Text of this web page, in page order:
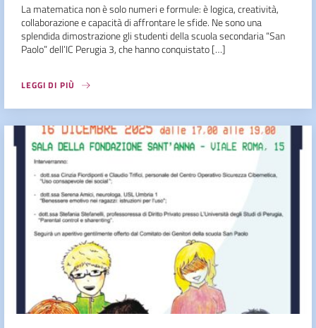
La matematica non è solo numeri e formule: è logica, creatività,
collaborazione e capacità di affrontare le sfide. Ne sono una
splendida dimostrazione gli studenti della scuola secondaria “San
Paolo” dell’IC Perugia 3, che hanno conquistato […]
LEGGI DI PIÙ